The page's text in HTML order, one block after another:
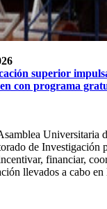
superior
con programa
Universitaria
de Investigación
financiar,
llevados a cabo